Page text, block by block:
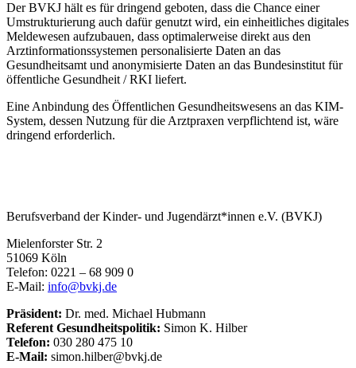
Der BVKJ hält es für dringend geboten, dass die Chance einer
Umstrukturierung auch dafür genutzt wird, ein einheitliches digitales
Meldewesen aufzubauen, dass optimalerweise direkt aus den
Arztinformationssystemen personalisierte Daten an das
Gesundheitsamt und anonymisierte Daten an das Bundesinstitut für
öffentliche Gesundheit / RKI liefert.
Eine Anbindung des Öffentlichen Gesundheitswesens an das KIM-
System, dessen Nutzung für die Arztpraxen verpflichtend ist, wäre
dringend erforderlich.
Berufsverband der Kinder- und Jugendärzt*innen e.V. (BVKJ)
Mielenforster Str. 2
51069 Köln
Telefon: 0221 – 68 909 0
E-Mail: info@bvkj.de
Präsident: Dr. med. Michael Hubmann
Referent Gesundheitspolitik: Simon K. Hilber
Telefon: 030 280 475 10
E-Mail: simon.hilber@bvkj.de